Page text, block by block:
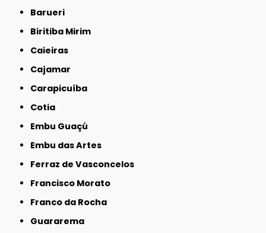
Barueri
Biritiba Mirim
Caieiras
Cajamar
Carapicuíba
Cotia
Embu Guaçú
Embu das Artes
Ferraz de Vasconcelos
Francisco Morato
Franco da Rocha
Guararema